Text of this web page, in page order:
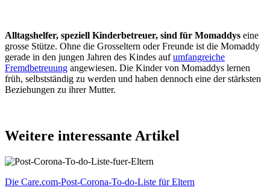
Alltagshelfer, speziell Kinderbetreuer, sind für Momaddys eine
grosse Stütze. Ohne die Grosseltern oder Freunde ist die Momaddy
gerade in den jungen Jahren des Kindes aufumfangreiche
Fremdbetreuung angewiesen. Die Kinder von Momaddys lernen
früh, selbstständig zu werden und haben dennoch eine der stärksten
Beziehungen zu ihrer Mutter.
Weitere interessante Artikel
Die Care.com-Post-Corona-To-do-Liste für Eltern